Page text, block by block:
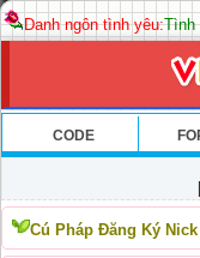
Danh ngôn tình yêu:Tình
CODE
Cú Pháp Đăng Ký Nick